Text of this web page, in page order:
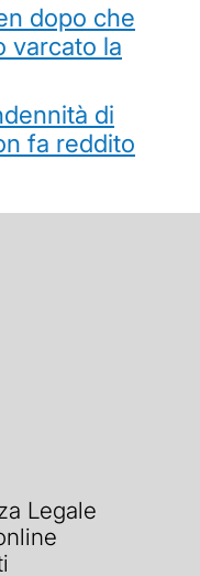
dopo che
varcato la
di
fa reddito
Legale